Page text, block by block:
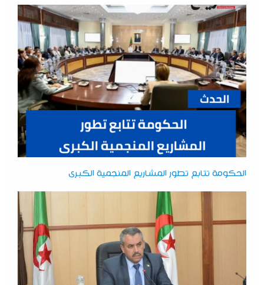
الحكومة تتابع تطور المشاريع المنجمية الكبرى